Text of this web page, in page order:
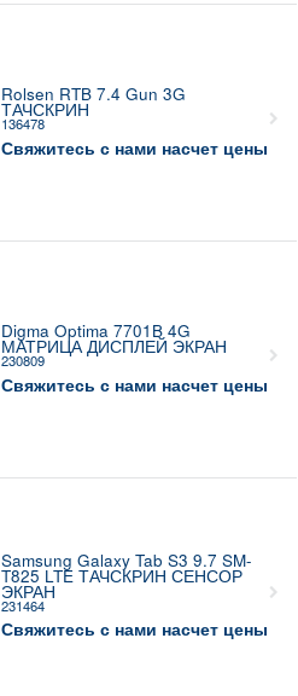
Rolsen RTB 7.4 Gun 3G
ТАЧСКРИН
136478
Свяжитесь с нами насчет цены
Digma Optima 7701B 4G
МАТРИЦА ДИСПЛЕЙ ЭКРАН
230809
Свяжитесь с нами насчет цены
Samsung Galaxy Tab S3 9.7 SM-
T825 LTE ТАЧСКРИН СЕНСОР
ЭКРАН
231464
Свяжитесь с нами насчет цены